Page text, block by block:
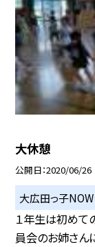
大休憩
公開日 2020/06/26
大広田っ子NOW
１年生は初めて
員会のお姉さん